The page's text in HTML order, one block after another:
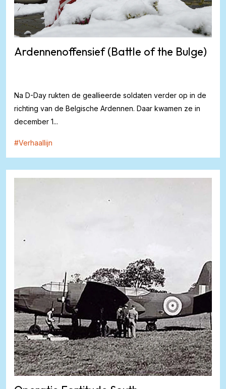
Ardennenoffensief (Battle of the Bulge)
Na D-Day rukten de geallieerde soldaten verder op in de
richting van de Belgische Ardennen. Daar kwamen ze in
december 1...
#Verhaallijn